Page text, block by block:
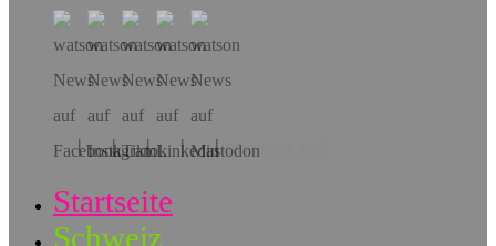
Hol dir die App!
Startseite
Schweiz